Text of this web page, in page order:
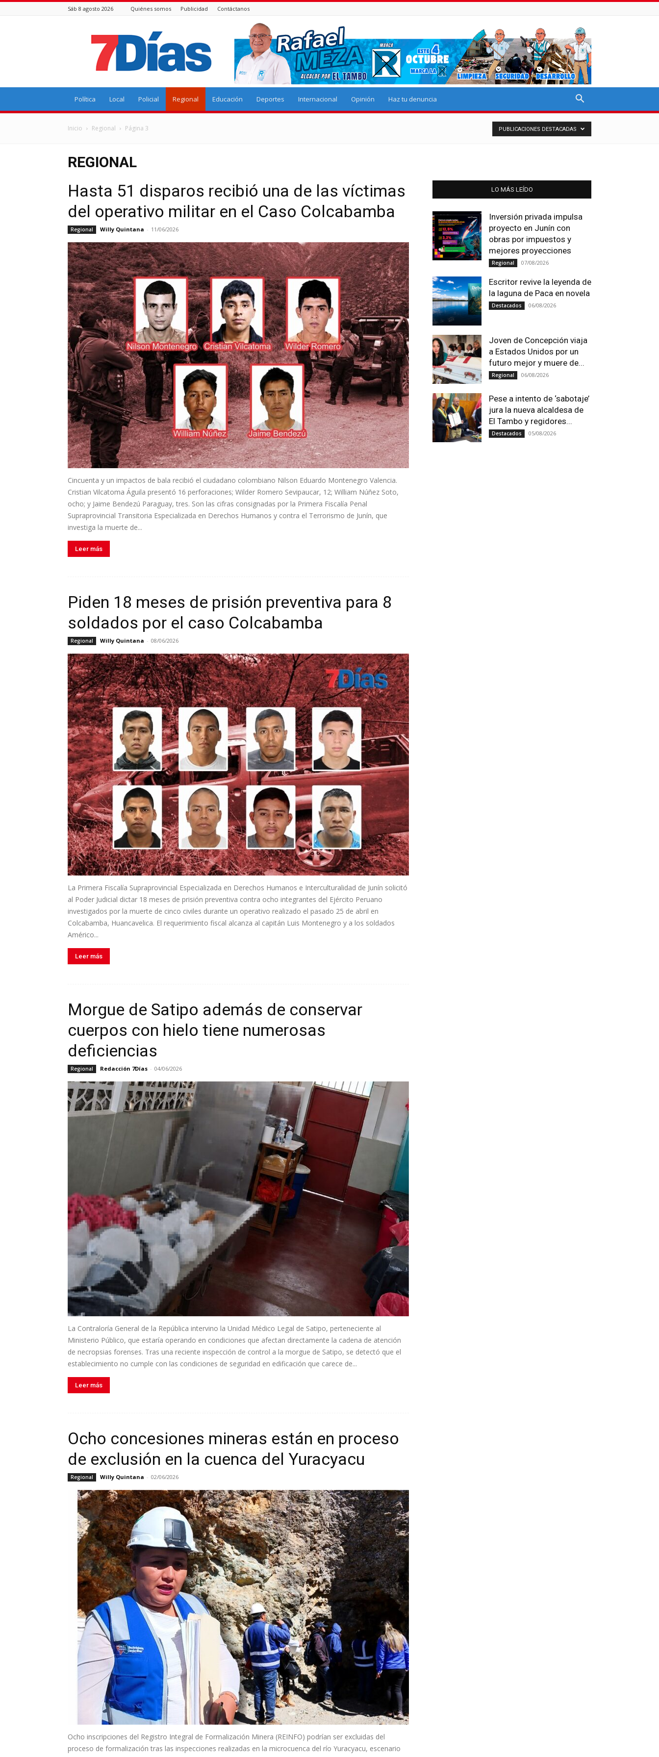
Sáb 8 agosto 2026 Quiénes somos Publicidad Contáctanos
7
Días
Política Local Policial Regional Educación Deportes Internacional Opinión Haz tu denuncia
Inicio Regional Página 3 PUBLICACIONES DESTACADAS
REGIONAL
Hasta 51 disparos recibió una de las víctimas
del operativo militar en el Caso Colcabamba
Regional Willy Quintana - 11/06/2026
Cincuenta y un impactos de bala recibió el ciudadano colombiano Nilson Eduardo Montenegro Valencia.
Cristian Vilcatoma Águila presentó 16 perforaciones; Wilder Romero Sevipaucar, 12; William Núñez Soto,
ocho; y Jaime Bendezú Paraguay, tres. Son las cifras consignadas por la Primera Fiscalía Penal
Supraprovincial Transitoria Especializada en Derechos Humanos y contra el Terrorismo de Junín, que
investiga la muerte de...
Leer más
Piden 18 meses de prisión preventiva para 8
soldados por el caso Colcabamba
Regional Willy Quintana - 08/06/2026
La Primera Fiscalía Supraprovincial Especializada en Derechos Humanos e Interculturalidad de Junín solicitó
al Poder Judicial dictar 18 meses de prisión preventiva contra ocho integrantes del Ejército Peruano
investigados por la muerte de cinco civiles durante un operativo realizado el pasado 25 de abril en
Colcabamba, Huancavelica. El requerimiento fiscal alcanza al capitán Luis Montenegro y a los soldados
Américo...
Leer más
Morgue de Satipo además de conservar
cuerpos con hielo tiene numerosas
deficiencias
Regional Redacción 7Días - 04/06/2026
La Contraloría General de la República intervino la Unidad Médico Legal de Satipo, perteneciente al
Ministerio Público, que estaría operando en condiciones que afectan directamente la cadena de atención
de necropsias forenses. Tras una reciente inspección de control a la morgue de Satipo, se detectó que el
establecimiento no cumple con las condiciones de seguridad en edificación que carece de...
Leer más
Ocho concesiones mineras están en proceso
de exclusión en la cuenca del Yuracyacu
Regional Willy Quintana - 02/06/2026
Ocho inscripciones del Registro Integral de Formalización Minera (REINFO) podrían ser excluidas del
proceso de formalización tras las inspecciones realizadas en la microcuenca del río Yuracyacu, escenario
LO MÁS LEÍDO
Inversión privada impulsa
proyecto en Junín con
obras por impuestos y
mejores proyecciones
Regional 07/08/2026
Escritor revive la leyenda de
la laguna de Paca en novela
Destacados 06/08/2026
Joven de Concepción viaja
a Estados Unidos por un
futuro mejor y muere de...
Regional 06/08/2026
Pese a intento de ‘sabotaje’
jura la nueva alcaldesa de
El Tambo y regidores...
Destacados 05/08/2026